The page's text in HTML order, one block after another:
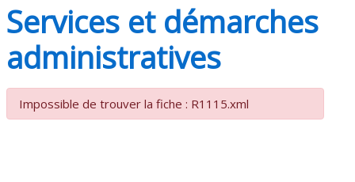
Services et démarches
administratives
Impossible de trouver la fiche : R1115.xml